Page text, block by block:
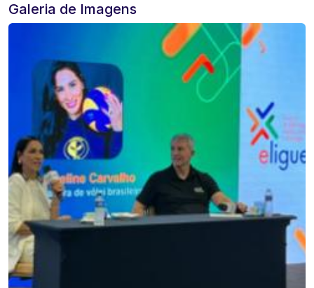
Galeria de Imagens